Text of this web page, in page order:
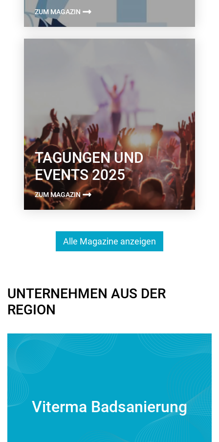
ZUM MAGAZIN
TAGUNGEN UND
EVENTS 2025
ZUM MAGAZIN
Alle Magazine anzeigen
UNTERNEHMEN AUS DER
REGION
Viterma Badsanierung